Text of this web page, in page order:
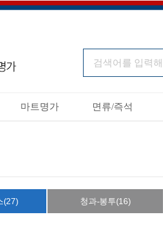
마트명가 면류/즉석
(27) 청과-봉투(16)